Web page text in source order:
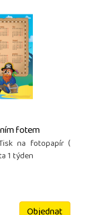
fotem
na fotopapír (
1 týden